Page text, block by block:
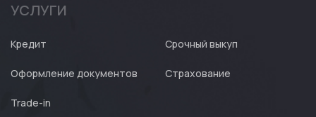
УСЛУГИ
Кредит Срочный выкуп
Оформление документов Страхование
Trade-in